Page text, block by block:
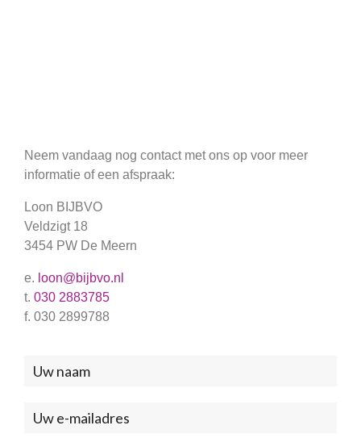
Neem vandaag nog contact met ons op voor meer
informatie of een afspraak:
Loon BIJBVO
Veldzigt 18
3454 PW De Meern
e. loon@bijbvo.nl
t. 030 2883785
f. 030 2899788
Neem
met